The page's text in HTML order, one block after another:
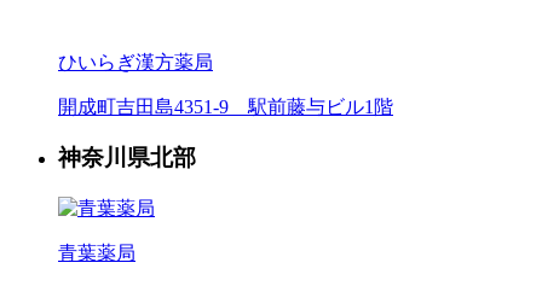
ひいらぎ漢方薬局
開成町吉田島4351-9 駅前藤与ビル1階
神奈川県北部
青葉薬局